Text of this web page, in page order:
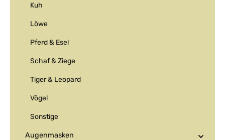
Kuh
Löwe
Pferd & Esel
Schaf & Ziege
Tiger & Leopard
Vögel
Sonstige
Augenmasken